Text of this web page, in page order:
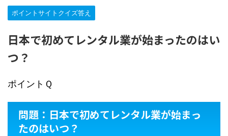
ポイントサイトクイズ答え
日本で初めてレンタル業が始まったのはい
つ？
ポイントＱ
問題：日本で初めてレンタル業が始まっ
たのはいつ？